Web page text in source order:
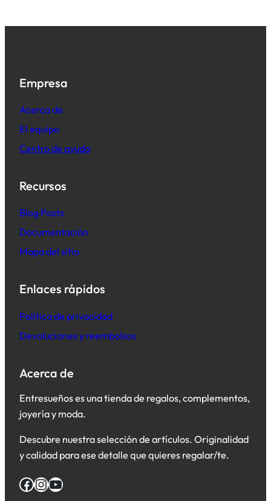
Empresa
Acerca de
El equipo
Centro de ayuda
Recursos
Blog Posts
Documentación
Mapa del sitio
Enlaces rápidos
Política de privacidad
Devoluciones y reembolsos
Acerca de
Entresueños es una tienda de regalos, complementos,
joyería y moda.
Descubre nuestra selección de artículos. Originalidad
y calidad para ese detalle que quieres regalar/te.
Facebook InstagramYouTube